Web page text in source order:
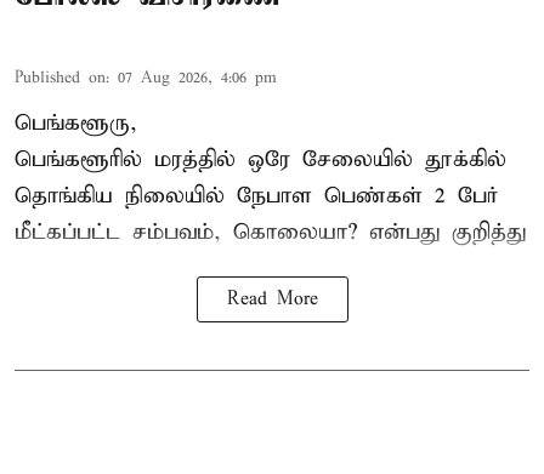
Published on: 07 Aug 2026, 4:06 pm
பெங்களூரு,
பெங்களூரில் மரத்தில் ஒரே சேலையில் தூக்கில்
தொங்கிய நிலையில் நேபாள பெண்கள் 2 பேர்
மீட்கப்பட்ட சம்பவம், கொலையா? என்பது குறித்து
Read More